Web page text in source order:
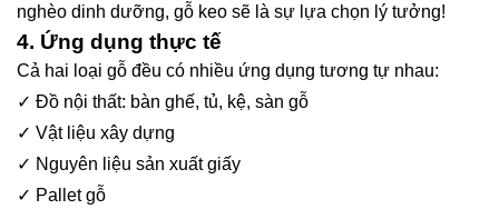
nghèo dinh dưỡng, gỗ keo sẽ là sự lựa chọn lý tưởng!
4. Ứng dụng thực tế
Cả hai loại gỗ đều có nhiều ứng dụng tương tự nhau:
✓ Đồ nội thất: bàn ghế, tủ, kệ, sàn gỗ
✓ Vật liệu xây dựng
✓ Nguyên liệu sản xuất giấy
✓ Pallet gỗ